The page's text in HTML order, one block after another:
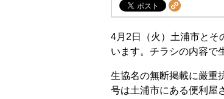
4月2日（火）土浦市と
います。チラシの内容で
生協名の無断掲載に厳重
号は土浦市にある便利屋